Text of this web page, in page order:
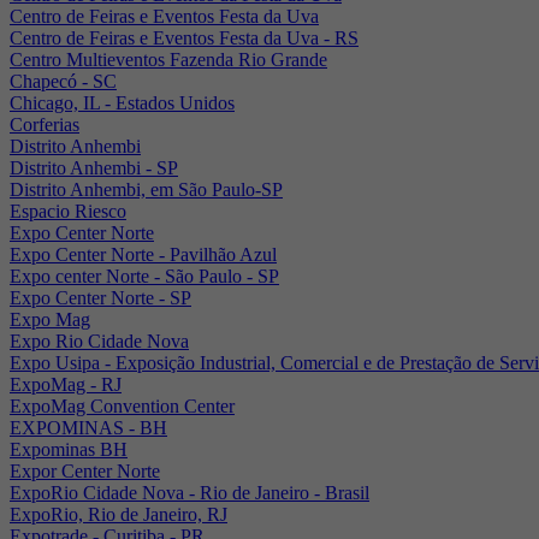
Centro de Feiras e Eventos Festa da Uva
Centro de Feiras e Eventos Festa da Uva - RS
Centro Multieventos Fazenda Rio Grande
Chapecó - SC
Chicago, IL - Estados Unidos
Corferias
Distrito Anhembi
Distrito Anhembi - SP
Distrito Anhembi, em São Paulo-SP
Espacio Riesco
Expo Center Norte
Expo Center Norte - Pavilhão Azul
Expo center Norte - São Paulo - SP
Expo Center Norte - SP
Expo Mag
Expo Rio Cidade Nova
Expo Usipa - Exposição Industrial, Comercial e de Prestação de
ExpoMag - RJ
ExpoMag Convention Center
EXPOMINAS - BH
Expominas BH
Expor Center Norte
ExpoRio Cidade Nova - Rio de Janeiro - Brasil
ExpoRio, Rio de Janeiro, RJ